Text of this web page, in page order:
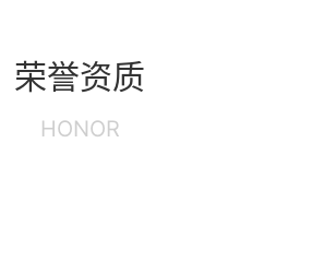
荣誉资质
HONOR